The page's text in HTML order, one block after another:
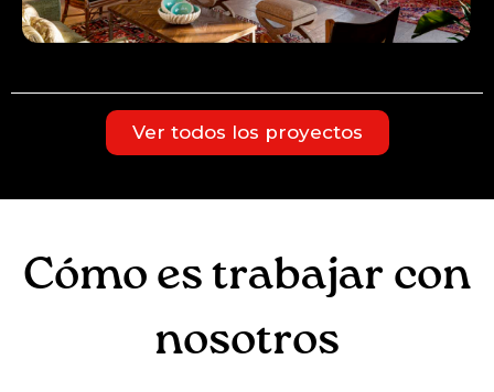
Ver todos los proyectos
Cómo es trabajar con
nosotros